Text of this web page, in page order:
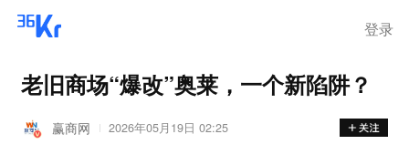
登录
老旧商场“爆改”奥莱，一个新陷阱？
赢商网 2026年05月19日 02:25